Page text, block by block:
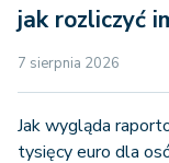
jak rozliczyć
7 sierpnia 2026
Jak wygląda
tysięcy euro dla